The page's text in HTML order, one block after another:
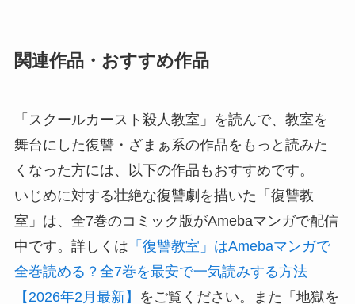
関連作品・おすすめ作品
「スクールカースト殺人教室」を読んで、教室を
舞台にした復讐・ざまぁ系の作品をもっと読みた
くなった方には、以下の作品もおすすめです。
いじめに対する壮絶な復讐劇を描いた「復讐教
室」は、全7巻のコミック版がAmebaマンガで配信
中です。詳しくは 「復讐教室」はAmebaマンガで
全巻読める？全7巻を最安で一気読みする方法
【2026年2月最新】
をご覧ください。また「地獄を